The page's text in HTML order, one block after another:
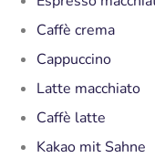
Caffè crema
Cappuccino
Latte macchiato
Caffè latte
Kakao mit Sahne